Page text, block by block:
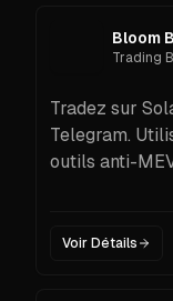
Bloom
Trading
Tradez sur
Telegram.
outils anti-
Voir Détails